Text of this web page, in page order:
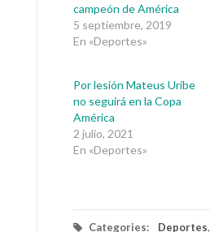
campeón de América
5 septiembre, 2019
En «Deportes»
Por lesión Mateus Uribe
no seguirá en la Copa
América
2 julio, 2021
En «Deportes»
Categories: Deportes,